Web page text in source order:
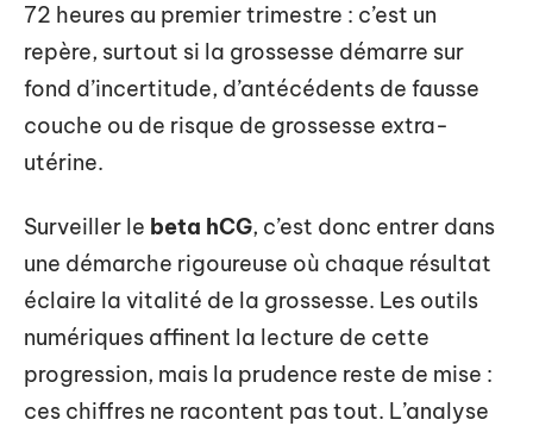
72 heures au premier trimestre : c’est un
repère, surtout si la grossesse démarre sur
fond d’incertitude, d’antécédents de fausse
couche ou de risque de grossesse extra-
utérine.
Surveiller le beta hCG, c’est donc entrer dans
une démarche rigoureuse où chaque résultat
éclaire la vitalité de la grossesse. Les outils
numériques affinent la lecture de cette
progression, mais la prudence reste de mise :
ces chiffres ne racontent pas tout. L’analyse